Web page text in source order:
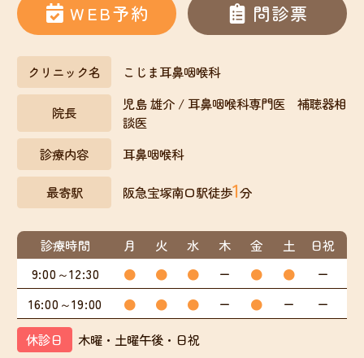
WEB予約 問診票
クリニック名 こじま耳鼻咽喉科
院長
児島 雄介 / 耳鼻咽喉科専門医 補聴器相
談医
診療内容
耳鼻咽喉科
最寄駅 阪急宝塚南口駅徒歩1分
休診日 木曜・土曜午後・日祝
診療時間 月 火 水 木 金 土
日祝
9:00～12:30
● ● ● ー ● ●
ー
16:00～19:00
● ● ● ー ● ー ー